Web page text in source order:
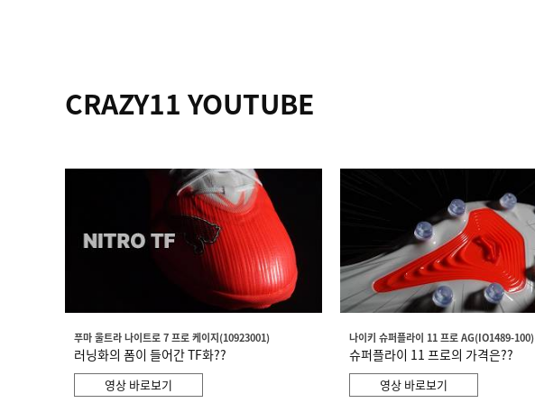
CRAZY11 YOUTUBE
푸마 울트라 나이트로 7 프로 케이지(10923001)
러닝화의 폼이 들어간 TF화??
영상 바로보기
나이키 슈퍼플라이 11 프로 AG(IO1489-100)
슈퍼플라이 11 프로의 가격은??
영상 바로보기